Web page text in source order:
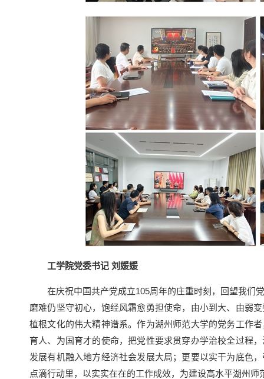
工学院党委书记 刘媛媛
在庆祝中国共产党成立105周年的庄重时刻，回望我们
磨难仍坚守初心，饱经风霜愈勇担使命，由小到大、由弱
植根文化的伟大精神谱系。作为湖州师范大学的党务工作
育人、为国育才的使命，把党性要求贯穿办学治校全过程
发展有机融入地方经济社会发展大局；更要以实干为底色
点滴行动里，以实实在在的工作成效，为建设高水平湖州师